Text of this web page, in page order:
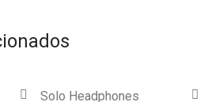
Solo Headphones